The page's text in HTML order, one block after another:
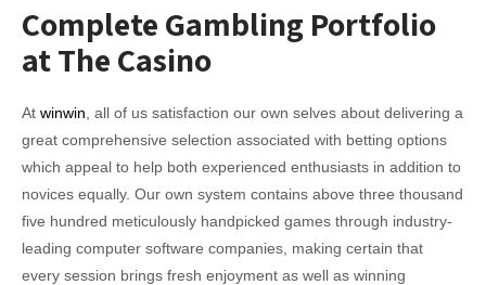
Complete Gambling Portfolio
at The Casino
At winwin , all of us satisfaction our own selves about delivering a
great comprehensive selection associated with betting options
which appeal to help both experienced enthusiasts in addition to
novices equally. Our own system contains above three thousand
five hundred meticulously handpicked games through industry-
leading computer software companies, making certain that
every session brings fresh enjoyment as well as winning